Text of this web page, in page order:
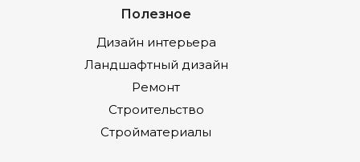
Полезное
Дизайн интерьера
Ландшафтный дизайн
Ремонт
Строительство
Стройматериалы